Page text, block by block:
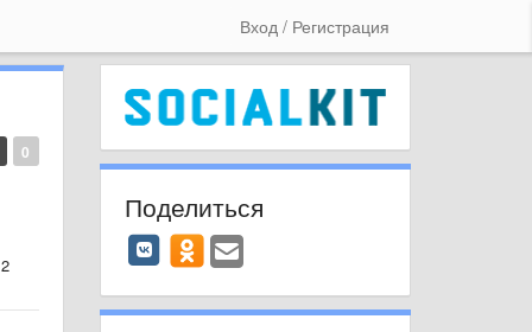
Вход / Регистрация
0
Поделиться